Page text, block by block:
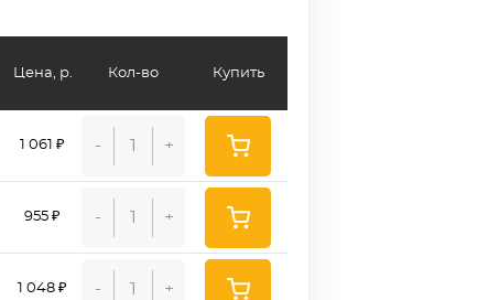
Цена, р.
1 061 ₽
955 ₽
1 048 ₽
Кол-во
- +
- +
- +
Купить